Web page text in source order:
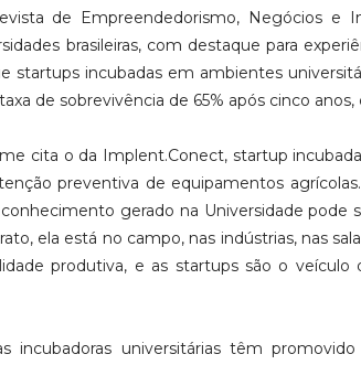
de Empreendedorismo, Negócios e
brasileiras, com destaque para
startups incubadas em ambientes
de sobrevivência de 65% após cinco
cita o da Implent.Conect, startup
preventiva de equipamentos
gerado na Universidade pode
ela está no campo, nas indústrias, nas
produtiva, e as startups são o veículo
universitárias têm